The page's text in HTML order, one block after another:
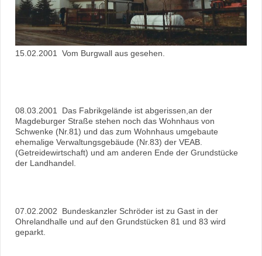
15.02.2001 Vom Burgwall aus gesehen.
08.03.2001 Das Fabrikgelände ist abgerissen,an der
Magdeburger Straße stehen noch das Wohnhaus von
Schwenke (Nr.81) und das zum Wohnhaus umgebaute
ehemalige Verwaltungsgebäude (Nr.83) der VEAB.
(Getreidewirtschaft) und am anderen Ende der Grundstücke
der Landhandel.
07.02.2002 Bundeskanzler Schröder ist zu Gast in der
Ohrelandhalle und auf den Grundstücken 81 und 83 wird
geparkt.